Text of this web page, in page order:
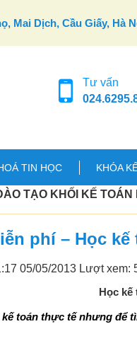
Mai Dịch, Cầu Giấy, Hà
Tư vấn
TIN HỌC KHÓA
TẠO KHỐI KẾ TOÁN
phí – Học
05/05/2013 Lượt xem:
Học kế
toán thực tếnhưng để